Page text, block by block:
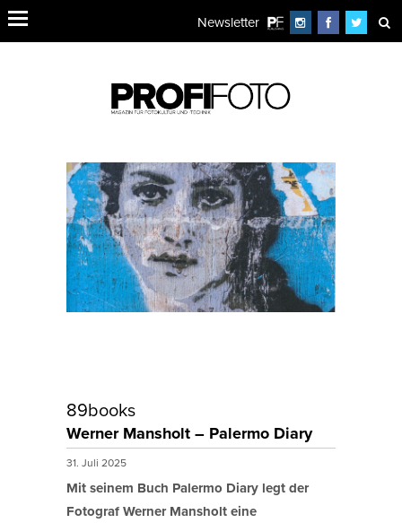
Newsletter
89books
Werner Mansholt – Palermo Diary
31. Juli 2025
Mit seinem Buch Palermo Diary legt der
Fotograf Werner Mansholt eine